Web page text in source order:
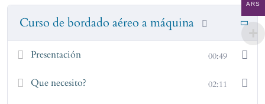
Curso de bordado aéreo a máquina
Presentación 00:49
Que necesito? 02:11
ARS